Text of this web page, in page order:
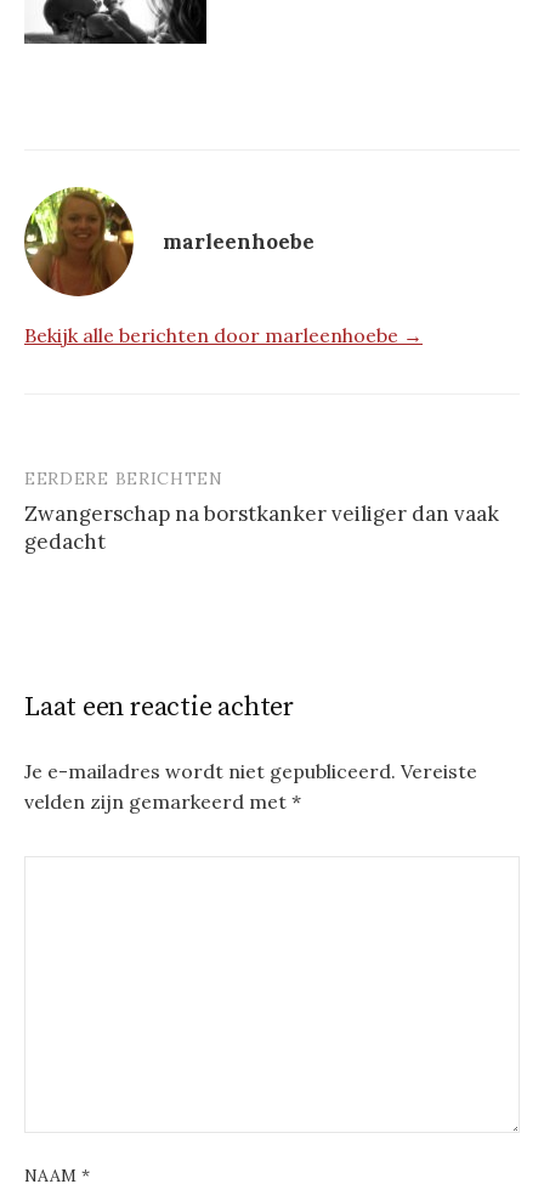
marleenhoebe
Bekijk alle berichten door marleenhoebe →
Berichtnavigatie
EERDERE BERICHTEN
Zwangerschap na borstkanker veiliger dan vaak
gedacht
Laat een reactie achter
Je e-mailadres wordt niet gepubliceerd. Vereiste
velden zijn gemarkeerd met *
NAAM *